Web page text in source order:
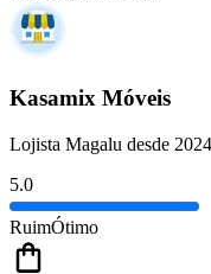
Kasamix Móveis
Lojista Magalu desde 2024
5.0
RuimÓtimo